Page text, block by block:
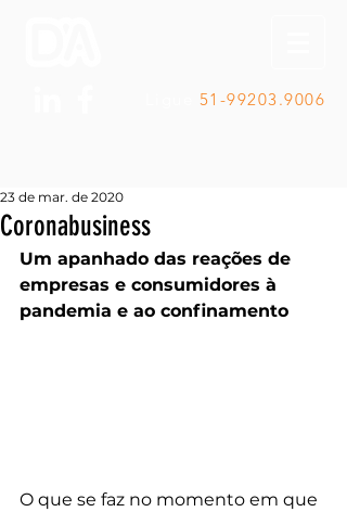
51-99203.9006
Coronabusiness
23 de mar. de 2020
Um apanhado das reações de
empresas e consumidores à
pandemia e ao confinamento
O que se faz no momento em que